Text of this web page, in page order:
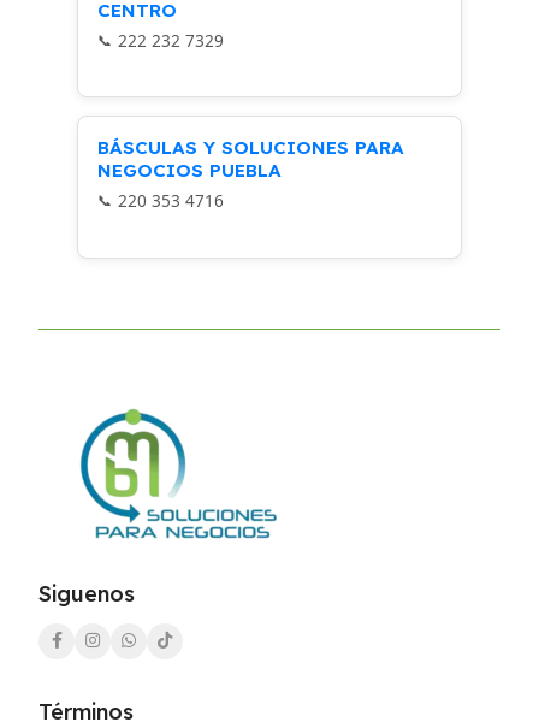
CENTRO
222 232 7329
BÁSCULAS Y SOLUCIONES PARA
NEGOCIOS PUEBLA
220 353 4716
Siguenos
Términos